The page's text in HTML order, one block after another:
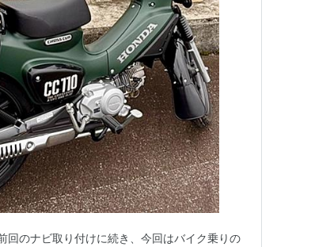
回のナビ取り付けに続き、今回はバイク乗りの